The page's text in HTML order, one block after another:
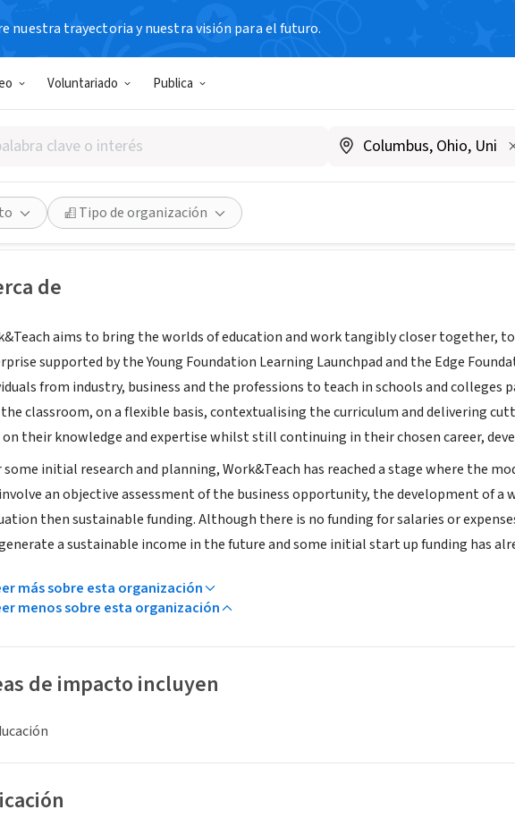
nuestra trayectoria y nuestra visión para el futuro.
Voluntariado Publica
Tipo de organización
+ Teach
XA, Reino Unido| www.workandteach.co.uk/
Guardar Compartir
de
aims to bring the worlds of education and work tangibly closer together,
supported by the Young Foundation Learning Launchpad and the Edge
from industry, business and the professions to teach in schools and
classroom, on a flexible basis, contextualising the curriculum and delivering
on their knowledge and expertise whilst still continuing in their chosen career,
some initial research and planning, Work&Teach has reached a stage where the
an objective assessment of the business opportunity, the development of
then sustainable funding. Although there is no funding for salaries or
a sustainable income in the future and some initial start up funding has
más sobre esta organización
menos sobre esta organización
de impacto incluyen